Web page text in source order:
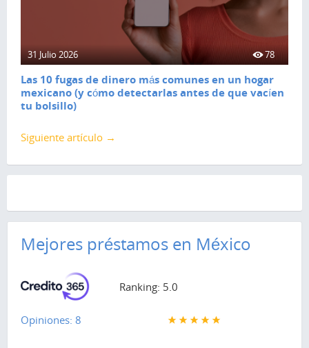
31 Julio 2026 78
Las 10 fugas de dinero más comunes en un hogar
mexicano (y cómo detectarlas antes de que vacíen
tu bolsillo)
Siguiente artículo →
Mejores préstamos en México
Ranking: 5.0
Opiniones: 8